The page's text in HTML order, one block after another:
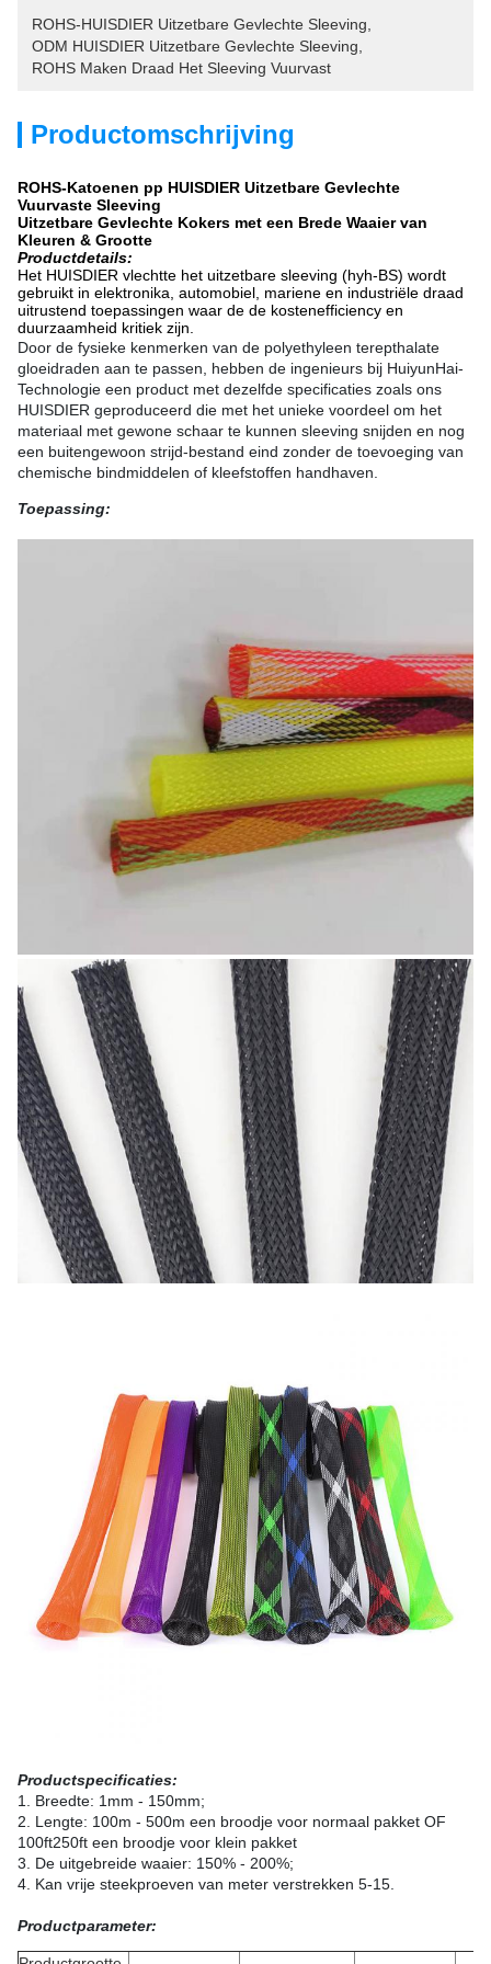
ROHS-HUISDIER Uitzetbare Gevlechte Sleeving
ODM HUISDIER Uitzetbare Gevlechte Sleeving
ROHS Maken Draad Het Sleeving Vuurvast
Productomschrijving
ROHS-Katoenen pp HUISDIER Uitzetbare Gevlechte
Vuurvaste Sleeving
Uitzetbare Gevlechte Kokers met een Brede Waaier van
Kleuren & Grootte
Productdetails:
Het HUISDIER vlechtte het uitzetbare sleeving (hyh-BS) wordt
gebruikt in elektronika, automobiel, mariene en industriële draad
uitrustend toepassingen waar de de kostenefficiency en
duurzaamheid kritiek zijn.
Door de fysieke kenmerken van de polyethyleen terepthalate
gloeidraden aan te passen, hebben de ingenieurs bij HuiyunHai-
Technologie een product met dezelfde specificaties zoals ons
HUISDIER geproduceerd die met het unieke voordeel om het
materiaal met gewone schaar te kunnen sleeving snijden en nog
een buitengewoon strijd-bestand eind zonder de toevoeging van
chemische bindmiddelen of kleefstoffen handhaven.
Toepassing:
Productspecificaties:
1. Breedte: 1mm - 150mm;
2. Lengte: 100m - 500m een broodje voor normaal pakket OF
100ft250ft een broodje voor klein pakket
3. De uitgebreide waaier: 150% - 200%;
4. Kan vrije steekproeven van meter verstrekken 5-15.
Productparameter: